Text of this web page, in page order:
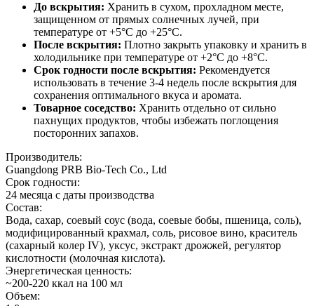
До вскрытия: Хранить в сухом, прохладном месте,
защищенном от прямых солнечных лучей, при
температуре от +5°C до +25°C.
После вскрытия: Плотно закрыть упаковку и хранить в
холодильнике при температуре от +2°C до +8°C.
Срок годности после вскрытия: Рекомендуется
использовать в течение 3-4 недель после вскрытия для
сохранения оптимального вкуса и аромата.
Товарное соседство: Хранить отдельно от сильно
пахнущих продуктов, чтобы избежать поглощения
посторонних запахов.
Производитель:
Guangdong PRB Bio-Tech Co., Ltd
Срок годности:
24 месяца с даты производства
Состав:
Вода, сахар, соевый соус (вода, соевые бобы, пшеница, соль),
модифицированный крахмал, соль, рисовое вино, краситель
(сахарный колер IV), уксус, экстракт дрожжей, регулятор
кислотности (молочная кислота).
Энергетическая ценность:
~200-220 ккал на 100 мл
Объем: